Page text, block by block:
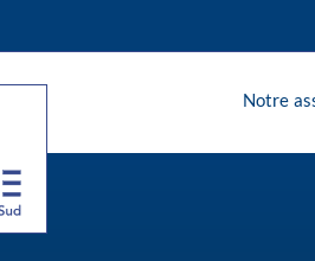
Notre